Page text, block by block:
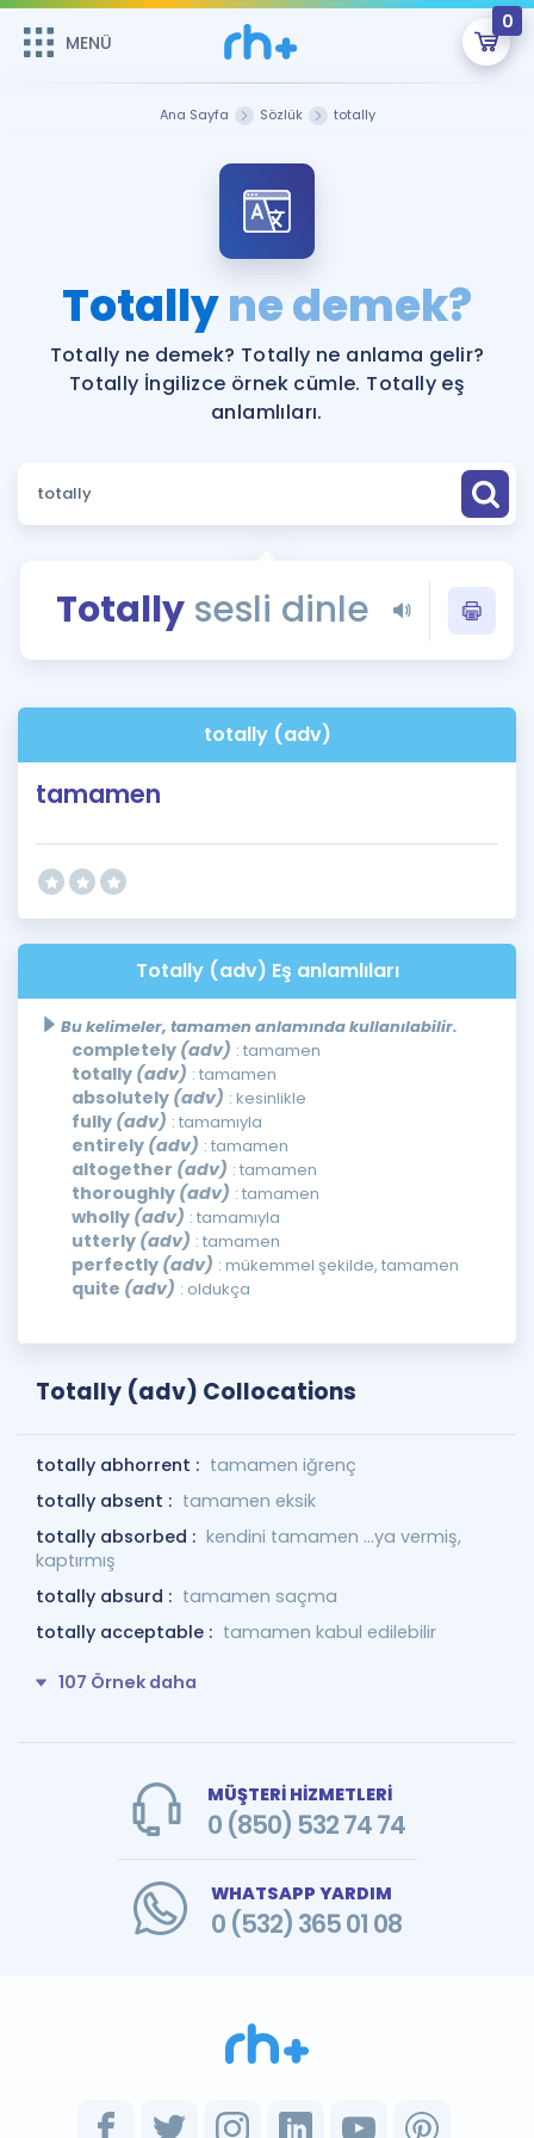
MENÜ
0
Şifremi Hatırlamıyorum
ÜYE DEĞİLİM
Sepetin Şu An Boş.
Remzi Hoca ile seni sınava hazırlayacak onlarca eğitim seni
bekliyor!
MENÜ
Katılımcı Görüşleri
Faydalı Araçlar
Sözlük
Rehberlik Aracı
ÖSYM Sınav Takvimi
Kampanyalar
Blog
Hakkımızda
Ana Sayfa Sözlük totally
Totallyne demek?
Totally ne demek? Totally ne anlama gelir?
Totally İngilizce örnek cümle. Totally eş
anlamlıları.
Totallysesli dinle
totally (adv)
tamamen
Totally (adv) Eş anlamlıları
Bu kelimeler, tamamen anlamında kullanılabilir.
completely (adv) : tamamen
totally (adv) : tamamen
absolutely (adv) : kesinlikle
fully (adv) : tamamıyla
entirely (adv) : tamamen
altogether (adv) : tamamen
thoroughly (adv) : tamamen
wholly (adv) : tamamıyla
utterly (adv) : tamamen
perfectly (adv) : mükemmel şekilde, tamamen
quite (adv) : oldukça
Totally (adv) Collocations
totally abhorrent : tamamen iğrenç
totally absent : tamamen eksik
totally absorbed : kendini tamamen ...ya vermiş,
kaptırmış
totally absurd : tamamen saçma
totally acceptable : tamamen kabul edilebilir
107 Örnek daha
MÜŞTERİ HİZMETLERİ
0 (850) 532 74 74
WHATSAPP YARDIM
0 (532) 365 01 08